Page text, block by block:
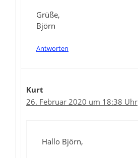
Grüße,
Björn
Antworten
Kurt
26. Februar 2020 um 18:38 Uhr
Hallo Björn,